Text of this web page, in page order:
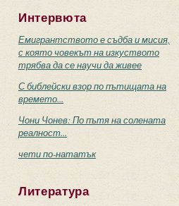
Интервюта
Емигрантството е съдба и мисия,
с която човекът на изкуството
трябва да се научи да живее
С библейски взор по пътищата на
времето...
Чони Чонев: По пътя на солената
реалност...
чети по-нататък
Литература